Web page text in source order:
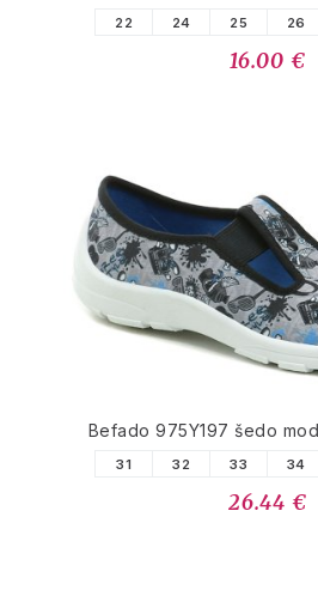
22 24 25 26
16.00 €
Befado 975Y197 šedo
31 32 33 34
26.44 €